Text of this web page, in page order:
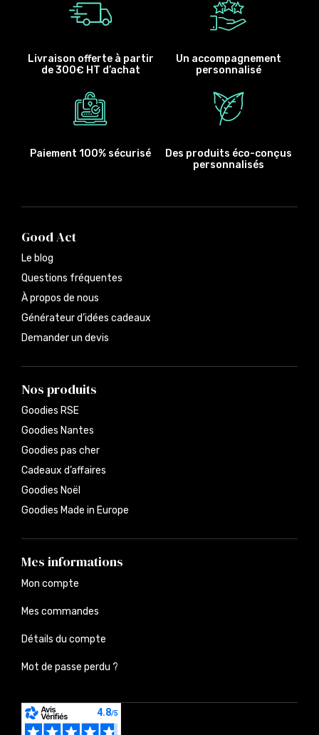
Livraison offerte à partir
de 300€ HT d’achat
Un accompagnement
personnalisé
Paiement 100% sécurisé
Des produits éco-conçus
personnalisés
Good Act
Le blog
Questions fréquentes
À propos de nous
Générateur d’idées cadeaux
Demander un devis
Nos produits
Goodies RSE
Goodies Nantes
Goodies pas cher
Cadeaux d’affaires
Goodies Noël
Goodies Made in Europe
Mes informations
Mon compte
Mes commandes
Détails du compte
Mot de passe perdu ?